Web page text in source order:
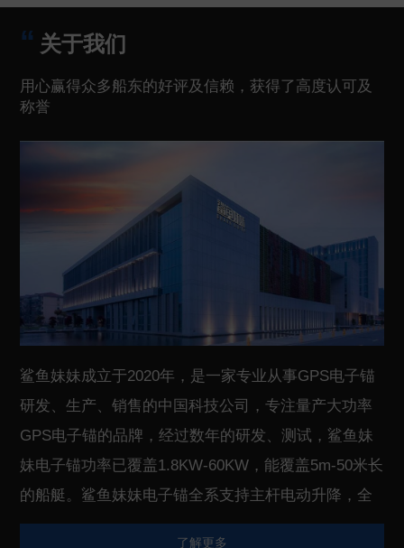
关于我们
用心赢得众多船东的好评及信赖，获得了高度认可及
称誉
鲨鱼妹妹成立于2020年，是一家专业从事GPS电子锚
研发、生产、销售的中国科技公司，专注量产大功率
GPS电子锚的品牌，经过数年的研发、测试，鲨鱼妹
妹电子锚功率已覆盖1.8KW-60KW，能覆盖5m-50米长
的船艇。鲨鱼妹妹电子锚全系支持主杆电动升降，全
系采用无刷电机，主杆采用碳纤维或者钛合金，具有
了解更多